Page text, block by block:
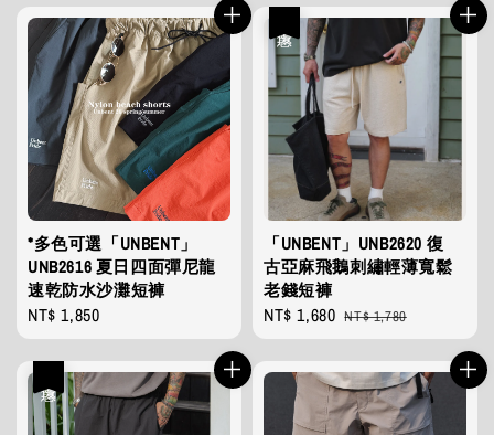
*多色可選「UNBENT」
UNB2616 夏日四面彈尼龍
速乾防水沙灘短褲
Regular
price
NT$ 1,850
「UNBENT」UNB2620 復
古亞麻飛鵝刺繡輕薄寬鬆
老錢短褲
Sale
price
NT$ 1,680 Regular
price
NT$ 1,780